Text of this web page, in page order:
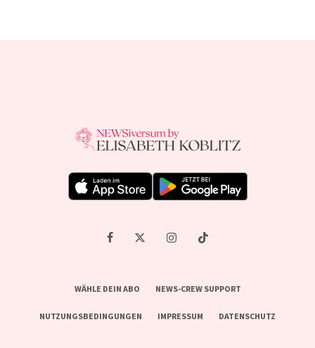
WÄHLE DEIN ABO NEWS-CREW SUPPORT
NUTZUNGSBEDINGUNGEN IMPRESSUM DATENSCHUTZ